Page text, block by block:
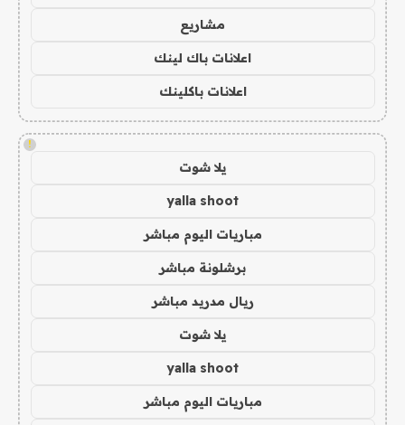
مشاريع
اعلانات باك لينك
اعلانات باكلينك
!
يلا شوت
yalla shoot
مباريات اليوم مباشر
برشلونة مباشر
ريال مدريد مباشر
يلا شوت
yalla shoot
مباريات اليوم مباشر